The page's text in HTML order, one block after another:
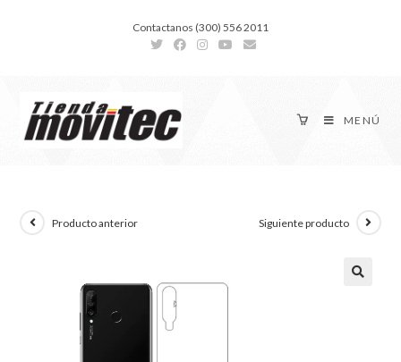
Contactanos (300) 556 2011
MENÚ
Producto anterior Siguiente producto